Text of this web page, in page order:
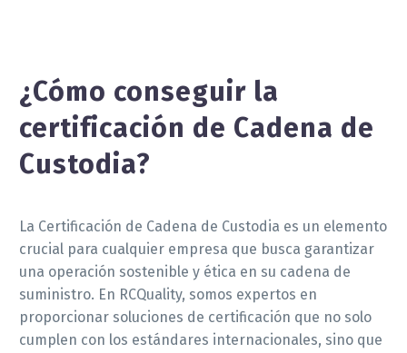
¿Cómo conseguir la
certificación de Cadena de
Custodia?
La Certificación de Cadena de Custodia es un elemento
crucial para cualquier empresa que busca garantizar
una operación sostenible y ética en su cadena de
suministro. En RCQuality, somos expertos en
proporcionar soluciones de certificación que no solo
cumplen con los estándares internacionales, sino que